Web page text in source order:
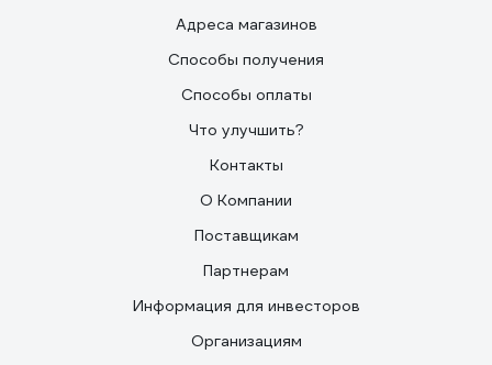
Адреса магазинов
Способы получения
Способы оплаты
Что улучшить?
Контакты
О Компании
Поставщикам
Партнерам
Информация для инвесторов
Организациям